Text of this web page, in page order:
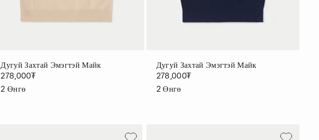
Дугуй Захтай Эмэгтэй Майк
278,000₮
2 Өнгө
Дугуй Захтай Эмэгтэй Майк
278,000₮
2 Өнгө